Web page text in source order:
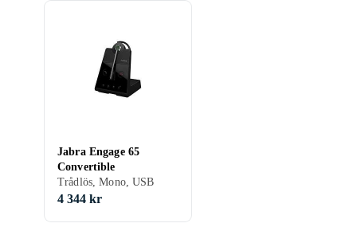
Jabra Engage 65
Convertible
Trådlös, Mono, USB
4 344 kr